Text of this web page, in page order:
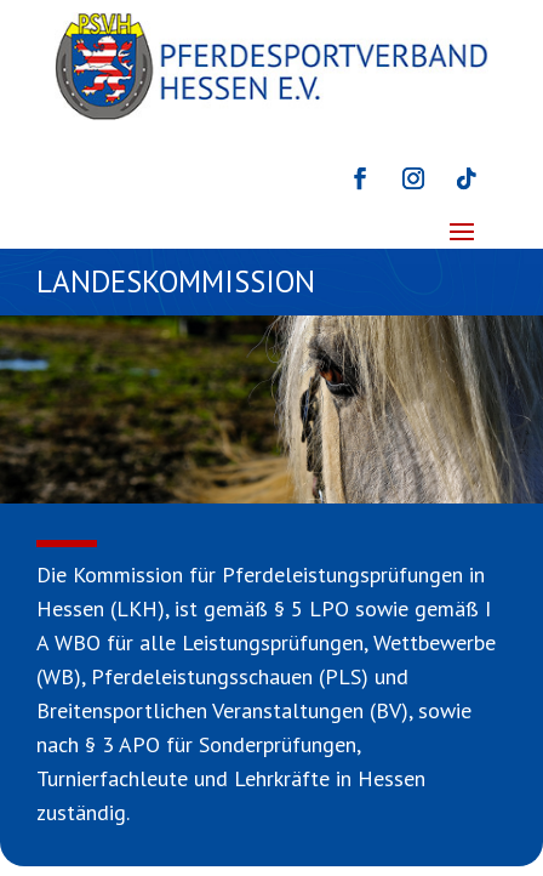
LANDESKOMMISSION
Die Kommission für Pferdeleistungsprüfungen in
Hessen (LKH), ist gemäß § 5 LPO sowie gemäß I
A WBO für alle Leistungsprüfungen, Wettbewerbe
(WB), Pferdeleistungsschauen (PLS) und
Breitensportlichen Veranstaltungen (BV), sowie
nach § 3 APO für Sonderprüfungen,
Turnierfachleute und Lehrkräfte in Hessen
zuständig.